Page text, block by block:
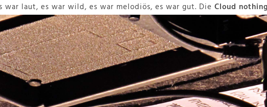
war laut, es war wild, es war melodiös, es war gut. Die Cloud